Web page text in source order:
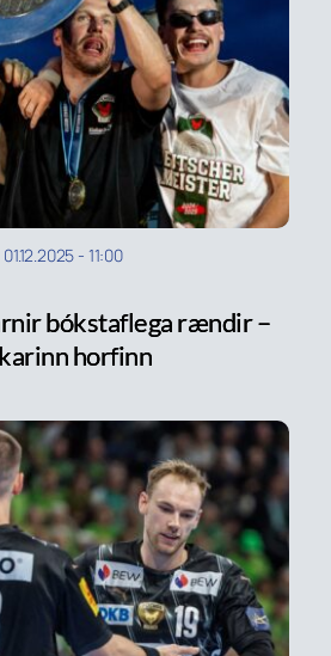
01.12.2025 - 11:00
bókstaflega rændir –
horfinn